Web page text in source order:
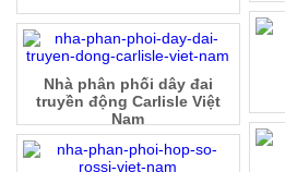
Nhà phân phối dây đai
truyền động Carlisle Việt
Nam